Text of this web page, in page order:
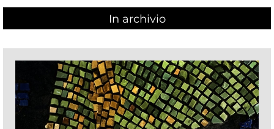
In archivio